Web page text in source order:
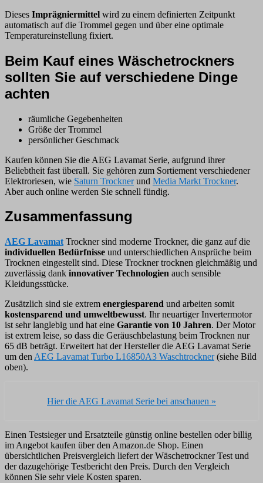
Dieses Imprägniermittel wird zu einem definierten Zeitpunkt
automatisch auf die Trommel gegen und über eine optimale
Temperatureinstellung fixiert.
Beim Kauf eines Wäschetrockners
sollten Sie auf verschiedene Dinge
achten
räumliche Gegebenheiten
Größe der Trommel
persönlicher Geschmack
Kaufen können Sie die AEG Lavamat Serie, aufgrund ihrer
Beliebtheit fast überall. Sie gehören zum Sortiement verschiedener
Elektroriesen, wie Saturn Trocknerund Media Markt Trockner.
Aber auch online werden Sie schnell fündig.
Zusammenfassung
AEG Lavamat Trockner sind moderne Trockner, die ganz auf die
individuellen Bedürfnisse und unterschiedlichen Ansprüche beim
Trocknen eingestellt sind. Diese Trockner trocknen gleichmäßig und
zuverlässig dank innovativer Technologien auch sensible
Kleidungsstücke.
Zusätzlich sind sie extrem energiesparend und arbeiten somit
kostensparend und umweltbewusst. Ihr neuartiger Invertermotor
ist sehr langlebig und hat eine Garantie von 10 Jahren. Der Motor
ist extrem leise, so dass die Geräuschbelastung beim Trocknen nur
65 dB beträgt. Erweitert hat der Hersteller die AEG Lavamat Serie
um den AEG Lavamat Turbo L16850A3 Waschtrockner(siehe Bild
oben).
Hier die AEG Lavamat Serie bei anschauen »
Einen Testsieger und Ersatzteile günstig online bestellen oder billig
im Angebot kaufen über den Amazon.de Shop. Einen
übersichtlichen Preisvergleich liefert der Wäschetrockner Test und
der dazugehörige Testbericht den Preis. Durch den Vergleich
können Sie sehr viele Kosten sparen.